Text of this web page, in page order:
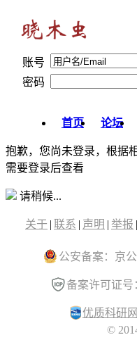
账号
密码
首页 论坛
抱歉，您尚未登录，根据
需要登录后查看
请稍候...
关于 | 联系 | 声明 | 举报 |
公安备案：京
备案许可证号
优质科研
©